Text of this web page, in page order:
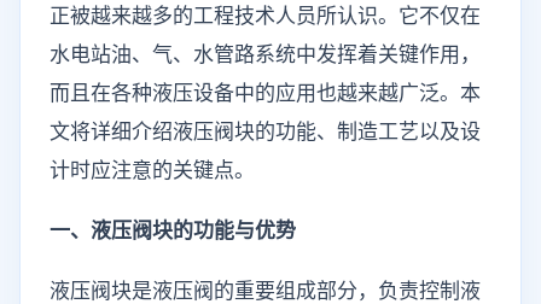
正被越来越多的工程技术人员所认识。它不仅在
水电站油、气、水管路系统中发挥着关键作用，
而且在各种液压设备中的应用也越来越广泛。本
文将详细介绍液压阀块的功能、制造工艺以及设
计时应注意的关键点。
一、液压阀块的功能与优势
液压阀块是液压阀的重要组成部分，负责控制液